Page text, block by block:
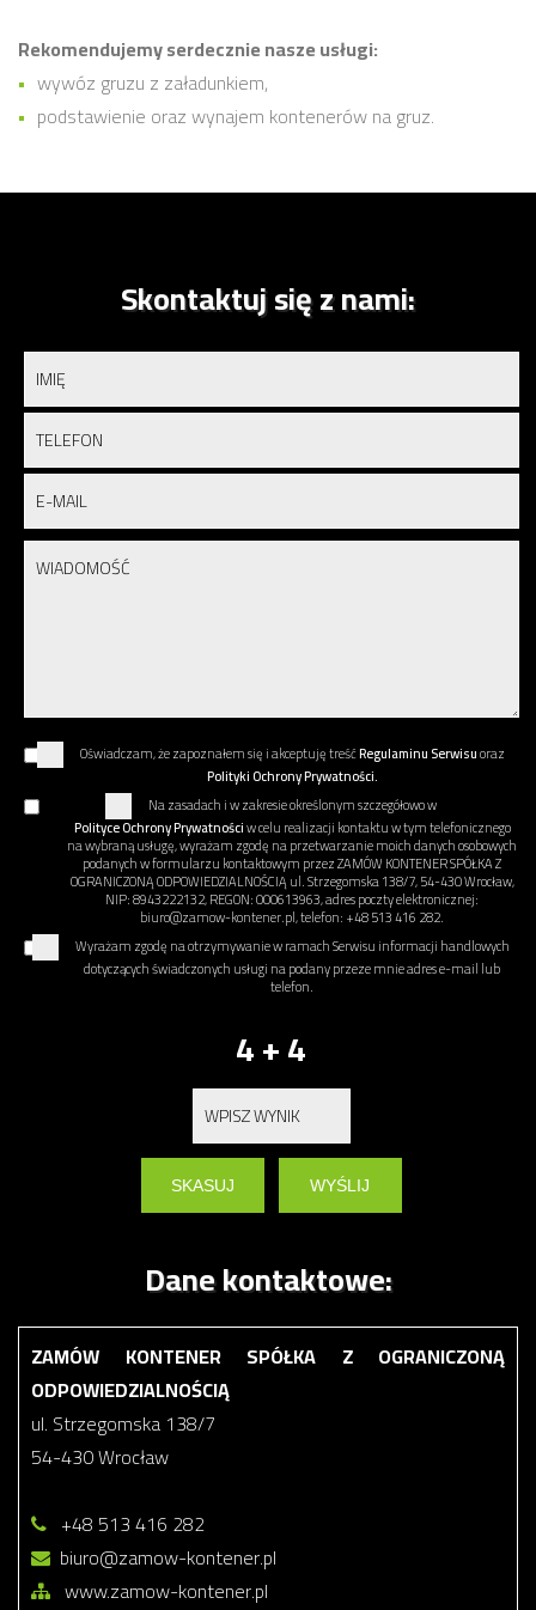
Rekomendujemy serdecznie nasze usługi:
wywóz gruzu z załadunkiem,
podstawienie oraz wynajem kontenerów na gruz.
Skontaktuj się z nami:
Oświadczam, że zapoznałem się i akceptuję treśćRegulaminu Serwisuoraz
Polityki Ochrony Prywatności.
Na zasadach i w zakresie określonym szczegółowo w
Polityce Ochrony Prywatnościw celu realizacji kontaktu w tym telefonicznego
na wybraną usługę, wyrażam zgodę na przetwarzanie moich danych osobowych
podanych w formularzu kontaktowym przez ZAMÓW KONTENER SPÓŁKA Z
OGRANICZONĄ ODPOWIEDZIALNOŚCIĄ ul. Strzegomska 138/7, 54-430 Wrocław,
NIP: 8943222132, REGON: 000613963, adres poczty elektronicznej:
biuro@zamow-kontener.pl, telefon: +48 513 416 282.
Wyrażam zgodę na otrzymywanie w ramach Serwisu informacji handlowych
dotyczących świadczonych usługi na podany przeze mnie adres e-mail lub
telefon.
4 + 4
Dane kontaktowe:
ZAMÓW KONTENER SPÓŁKA Z OGRANICZONĄ
ODPOWIEDZIALNOŚCIĄ
ul. Strzegomska 138/7
54-430 Wrocław
+48 513 416 282
biuro@zamow-kontener.pl
www.zamow-kontener.pl